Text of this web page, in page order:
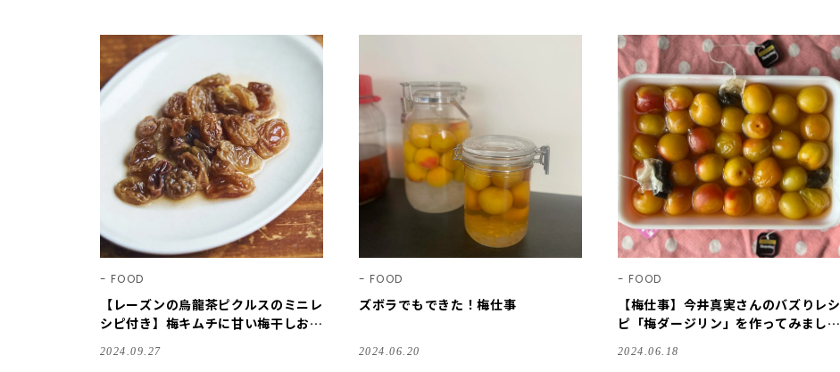
FOOD
【レーズンの烏龍茶ピクルスのミニレ
シピ付き】梅キムチに甘い梅干しおに
リサーチ旅レポート
2024.09.27
FOOD
ズボラでもできた！梅仕事
2024.06.20
FOOD
【梅仕事】今井真実さんのバズりレシ
ピ「梅ダージリン」を作ってみまし
00人隊料理部・2024】
2024.06.18